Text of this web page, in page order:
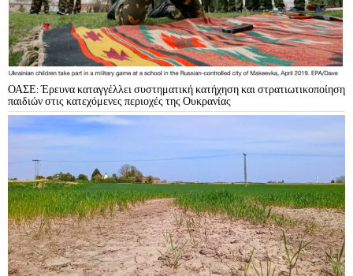
ΟΑΣΕ: Έρευνα καταγγέλλει συστηματική κατήχηση και στρατιωτικοποίηση
παιδιών στις κατεχόμενες περιοχές της Ουκρανίας